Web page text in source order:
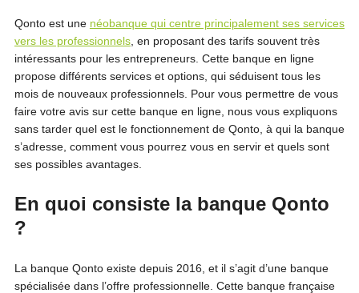
Qonto est une néobanque qui centre principalement ses services
vers les professionnels, en proposant des tarifs souvent très
intéressants pour les entrepreneurs. Cette banque en ligne
propose différents services et options, qui séduisent tous les
mois de nouveaux professionnels. Pour vous permettre de vous
faire votre avis sur cette banque en ligne, nous vous expliquons
sans tarder quel est le fonctionnement de Qonto, à qui la banque
s’adresse, comment vous pourrez vous en servir et quels sont
ses possibles avantages.
En quoi consiste la banque Qonto
?
La banque Qonto existe depuis 2016, et il s’agit d’une banque
spécialisée dans l’offre professionnelle. Cette banque française